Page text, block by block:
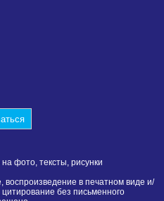
фото, тексты, рисунки
воспроизведение в печатном виде и/
без письменного